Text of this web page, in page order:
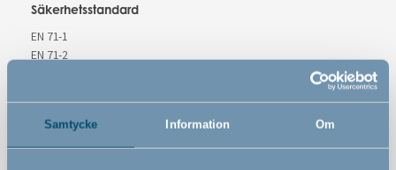
Samtycke Information Om
Säkerhetsstandard
EN 71-1
EN 71-2
Varningar